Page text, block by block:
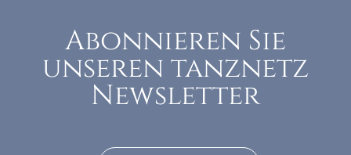
Abonnieren Sie
unseren tanznetz
Newsletter